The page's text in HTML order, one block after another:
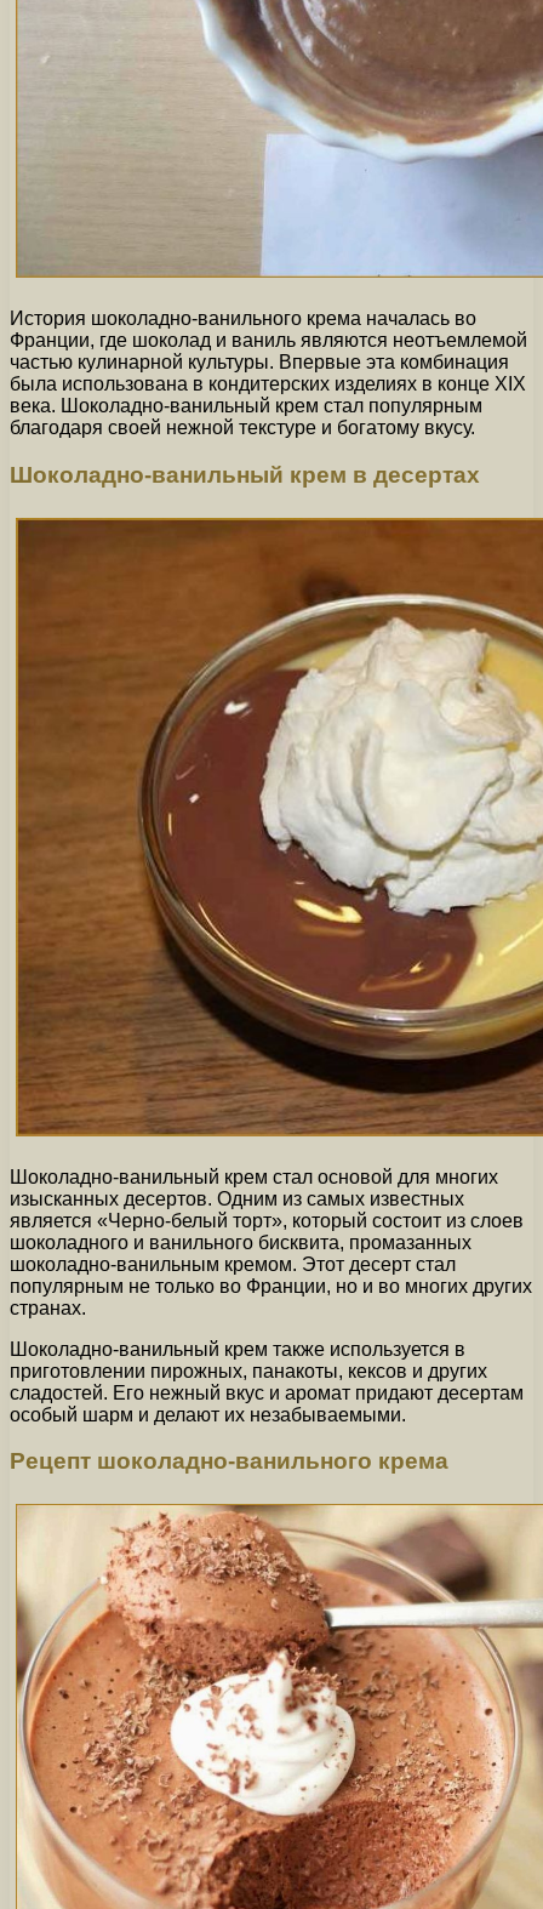
История шоколадно-ванильного крема началась во
Франции, где шоколад и ваниль являются неотъемлемой
частью кулинарной культуры. Впервые эта комбинация
была использована в кондитерских изделиях в конце XIX
века. Шоколадно-ванильный крем стал популярным
благодаря своей нежной текстуре и богатому вкусу.
Шоколадно-ванильный крем в десертах
Шоколадно-ванильный крем стал основой для многих
изысканных десертов. Одним из самых известных
является «Черно-белый торт», который состоит из слоев
шоколадного и ванильного бисквита, промазанных
шоколадно-ванильным кремом. Этот десерт стал
популярным не только во Франции, но и во многих других
странах.
Шоколадно-ванильный крем также используется в
приготовлении пирожных, панакоты, кексов и других
сладостей. Его нежный вкус и аромат придают десертам
особый шарм и делают их незабываемыми.
Рецепт шоколадно-ванильного крема